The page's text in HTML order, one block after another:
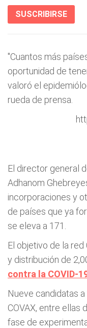
SUSCRIBIRSE
"Cuantos más
oportunidad de
valoró el
rueda de prensa.
El director general
Adhanom
incorporaciones y
de países que ya
se eleva a 171.
El objetivo de la
y distribución de
contra la COVID-
Nueve candidatas
COVAX, entre ellas
fase de